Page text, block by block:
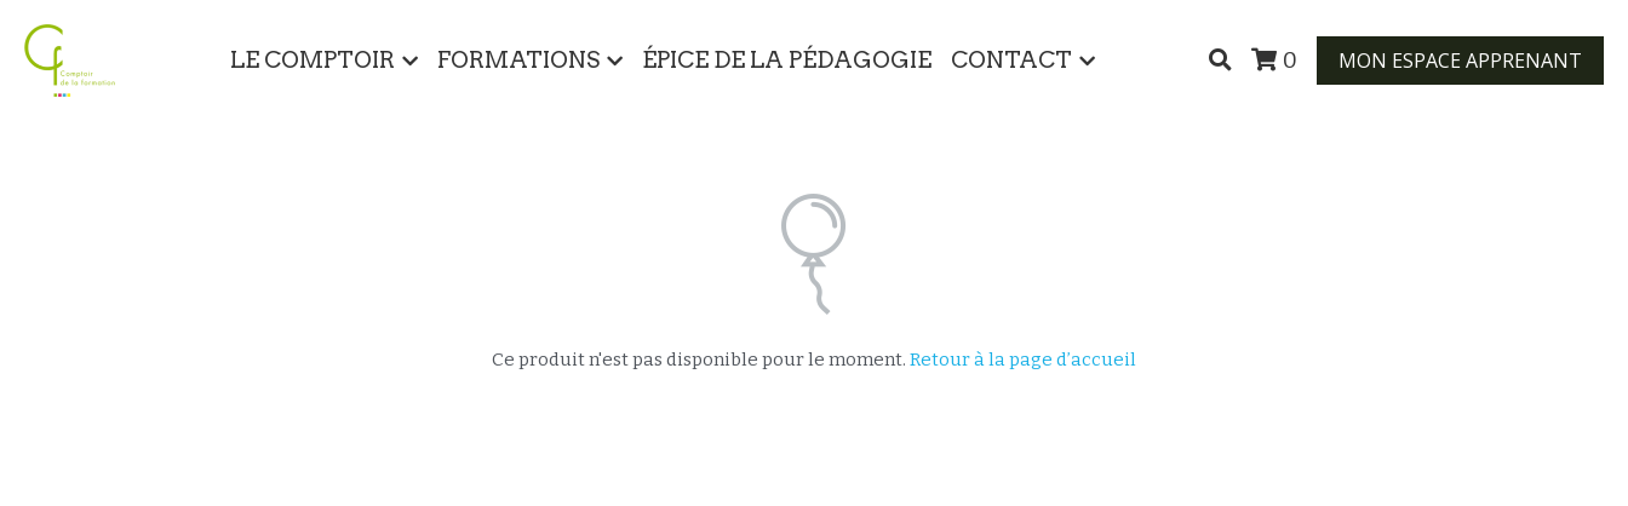
LE COMPTOIR FORMATIONS ÉPICE DE LA PÉDAGOGIE CONTACT 0 MON ESPACE APPRENANT
Ce produit n'est pas disponible pour le moment. Retour à la page d’accueil